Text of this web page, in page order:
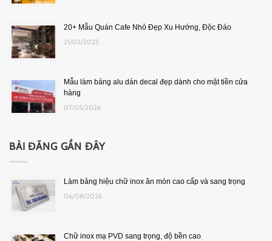
20+ Mẫu Quán Cafe Nhỏ Đẹp Xu Hướng, Độc Đáo
21/02/2025
Mẫu làm bảng alu dán decal đẹp dành cho mặt tiền cửa
hàng
07/05/2026
BÀI ĐĂNG GẦN ĐÂY
Làm bảng hiệu chữ inox ăn mòn cao cấp và sang trọng
06/08/2026
Chữ inox mạ PVD sang trọng, độ bền cao